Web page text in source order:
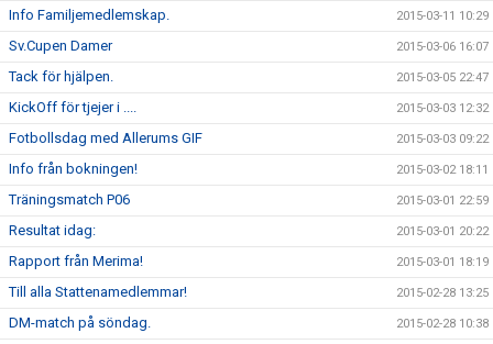
Info Familjemedlemskap. 2015-03-11 10:29
Sv.Cupen Damer 2015-03-06 16:07
Tack för hjälpen. 2015-03-05 22:47
KickOff för tjejer i .... 2015-03-03 12:32
Fotbollsdag med Allerums GIF 2015-03-03 09:22
Info från bokningen! 2015-03-02 18:11
Träningsmatch P06 2015-03-01 22:59
Resultat idag: 2015-03-01 20:22
Rapport från Merima! 2015-03-01 18:19
Till alla Stattenamedlemmar! 2015-02-28 13:25
DM-match på söndag. 2015-02-28 10:38